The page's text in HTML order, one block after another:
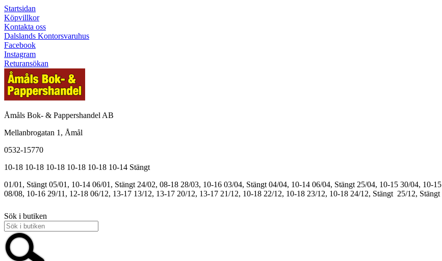
Startsidan
Köpvillkor
Kontakta oss
Dalslands Kontorsvaruhus
Facebook
Instagram
Returansökan
Åmåls Bok- & Pappershandel AB
Mellanbrogatan 1, Åmål
0532-15770
10-18 10-18 10-18 10-18 10-18 10-14 Stängt
01/01, Stängt 05/01, 10-14 06/01, Stängt 24/02, 08-18 28/03, 10-16 03/04, Stängt 04/04, 10-14 06/04, Stängt 25/04, 10-15 30/04, 10-15
08/08, 10-16 29/11, 12-18 06/12, 13-17 13/12, 13-17 20/12, 13-17 21/12, 10-18 22/12, 10-18 23/12, 10-18 24/12, Stängt 25/12, Stängt
Sök i butiken